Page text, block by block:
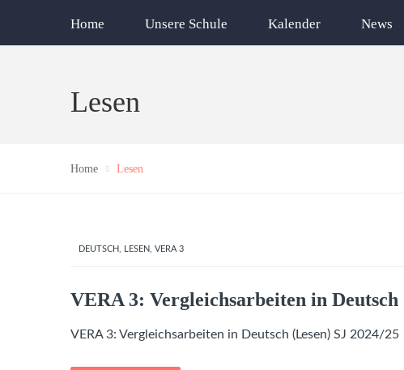
Home Unsere Schule Kalender News
Lesen
Home Lesen
DEUTSCH LESEN VERA 3
VERA 3: Vergleichsarbeiten in Deutsch
VERA 3: Vergleichsarbeiten in Deutsch (Lesen) SJ 2024/25